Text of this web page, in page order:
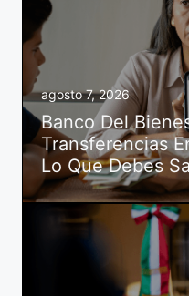
agosto 7, 2026
Banco Del
Transferencias
Lo Que Debes